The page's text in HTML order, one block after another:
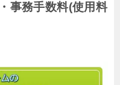
事務手数料(使用料